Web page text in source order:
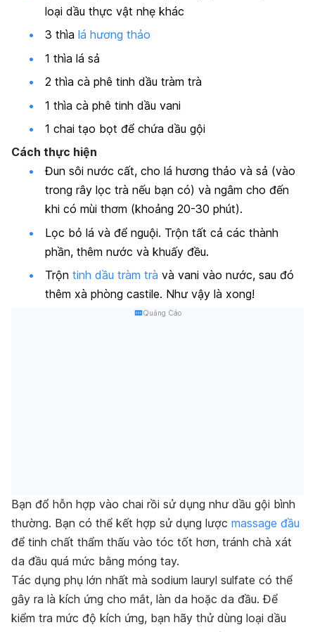
loại dầu thực vật nhẹ khác
3 thìa lá hương thảo
1 thìa lá sả
2 thìa cà phê tinh dầu tràm trà
1 thìa cà phê tinh dầu vani
1 chai tạo bọt để chứa dầu gội
Cách thực hiện
Đun sôi nước cất, cho lá hương thảo và sả (vào
trong rây lọc trà nếu bạn có) và ngâm cho đến
khi có mùi thơm (khoảng 20-30 phút).
Lọc bỏ lá và để nguội. Trộn tất cả các thành
phần, thêm nước và khuấy đều.
Trộn tinh dầu tràm trà và vani vào nước, sau đó
thêm xà phòng castile. Như vậy là xong!
Quảng Cáo
Bạn đổ hỗn hợp vào chai rồi sử dụng như dầu gội bình
thường. Bạn có thể kết hợp sử dụng lược massage đầu
để tinh chất thẩm thấu vào tóc tốt hơn, tránh chà xát
da đầu quá mức bằng móng tay.
Tác dụng phụ lớn nhất mà sodium lauryl sulfate có thể
gây ra là kích ứng cho mắt, làn da hoặc da đầu. Để
kiểm tra mức độ kích ứng, bạn hãy thử dùng loại dầu